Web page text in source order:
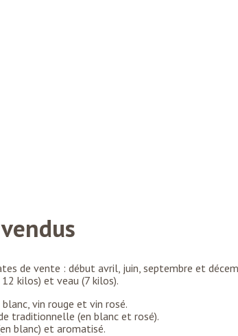
de vente : début avril, juin, septembre et
kilos) et veau (7 kilos).
vin rouge et vin rosé.
traditionnelle (en blanc et rosé).
blanc) et aromatisé.